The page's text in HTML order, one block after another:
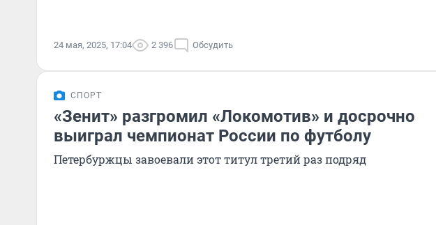
24 мая, 2025, 17:04 2 396 Обсудить
СПОРТ
«Зенит» разгромил «Локомотив» и досрочно
выиграл чемпионат России по футболу
Петербуржцы завоевали этот титул третий раз подряд